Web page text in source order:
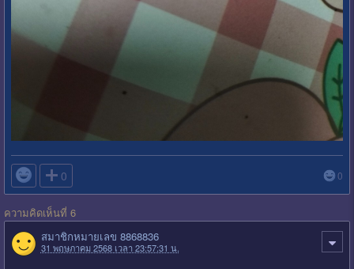
 0 0
ความคิดเห็นที่ 6
สมาชิกหมายเลข 8868836
31 พฤษภาคม 2568 เวลา 23:57:31 น.